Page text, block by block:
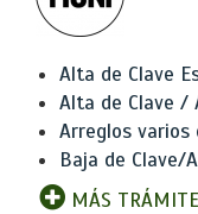
Alta de Clave
Alta de Clave /
Arreglos varios
Baja de Clave/
MÁS